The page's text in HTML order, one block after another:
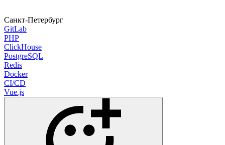
Санкт-Петербург
GitLab
PHP
ClickHouse
PostgreSQL
Redis
Docker
CI/CD
Vue.js